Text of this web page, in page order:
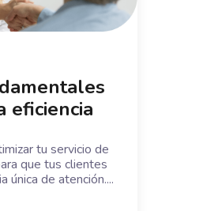
eficiencia
tu servicio de
que tus clientes
única de atención....